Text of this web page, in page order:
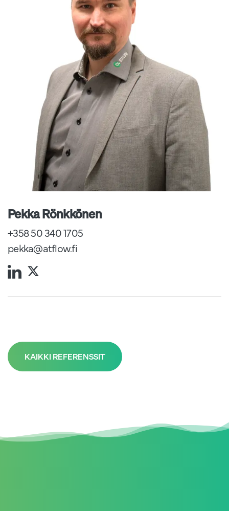
Pekka Rönkkönen
+358 50 340 1705
pekka@atflow.fi
KAIKKI REFERENSSIT